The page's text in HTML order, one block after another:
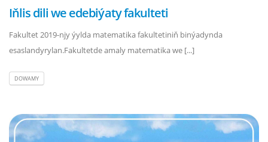
Iňlis dili we edebiýaty fakulteti
Fakultet 2019-njy ýylda matematika fakultetiniň binýadynda
esaslandyrylan.Fakultetde amaly matematika we [...]
DOWAMY